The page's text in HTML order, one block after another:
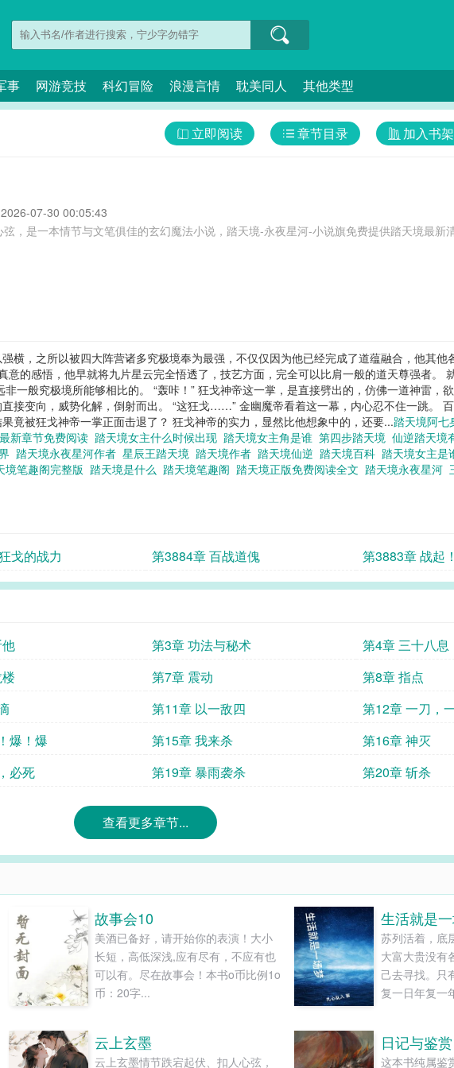
事 网游竞技 科幻冒险 浪漫言情 耽美同人 其他类型
加入书架
章节目录
立即阅读
07-30 00:05:43
，是一本情节与文笔俱佳的玄幻魔法小说，踏天境-永夜星河-小说旗免费提供踏天境最新
横，之所以被四大阵营诸多究极境奉为最强，不仅仅因为他已经完成了道蕴融合，他其他
的感悟，他早就将九片星云完全悟透了，技艺方面，完全可以比肩一般的道天尊强者。
一般究极境所能够相比的。 “轰咔！” 狂戈神帝这一掌，是直接劈出的，仿佛一道神雷，欲
接变向，威势化解，倒射而出。 “这狂戈……” 金幽魔帝看着这一幕，内心忍不住一跳。
竟被狂戈神帝一掌正面击退了？ 狂戈神帝的实力，显然比他想象中的，还要...踏天境阿七
新章节免费阅读 踏天境女主什么时候出现 踏天境女主角是谁 第四步踏天境 仙逆踏天境
踏天境永夜星河作者 星辰王踏天境 踏天境作者 踏天境仙逆 踏天境百科 踏天境女主是
境笔趣阁完整版 踏天境是什么 踏天境笔趣阁 踏天境正版免费阅读全文 踏天境永夜星河
戈的战力 第3884章 百战道傀 第3883章 战起！
第3章 功法与秘术
第4章 三十八息
第7章 震动
第8章 指点
第11章 以一敌四
第12章 一刀，
爆！爆 第15章 我来杀
第16章 神灭
必死 第19章 暴雨袭杀 第20章 斩杀
查看更多章节...
故事会10
美酒已备好，请开始你的表演！大小
长短，高低深浅,应有尽有，不应有也
可以有。尽在故事会！本书o币比例1o
币：20字...
生活就是
苏列活着，底
大富大贵没有
己去寻找。只
复一日年复一
云上玄墨
云上玄墨情节跌宕起伏、扣人心弦，
日记与鉴赏
这本书纯属鉴